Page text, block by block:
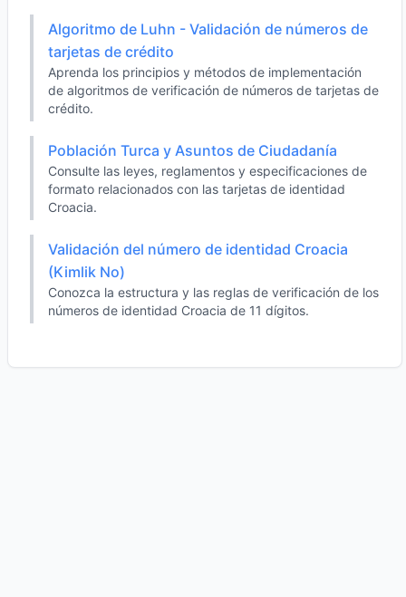
Algoritmo de Luhn - Validación de números de
tarjetas de crédito
Aprenda los principios y métodos de implementación
de algoritmos de verificación de números de tarjetas de
crédito.
Población Turca y Asuntos de Ciudadanía
Consulte las leyes, reglamentos y especificaciones de
formato relacionados con las tarjetas de identidad
Croacia.
Validación del número de identidad Croacia
(Kimlik No)
Conozca la estructura y las reglas de verificación de los
números de identidad Croacia de 11 dígitos.